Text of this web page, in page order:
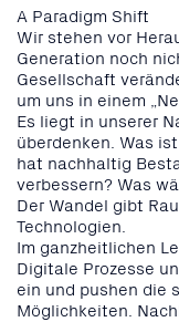
A Paradigm Shift
Wir stehen vor
Generation noch
Gesellschaft
um uns in einem
Es liegt in unserer
überdenken. Was
hat nachhaltig
verbessern? Was
Der Wandel gibt
Technologien.
Im ganzheitlichen
Digitale Prozesse
ein und pushen die
Möglichkeiten.